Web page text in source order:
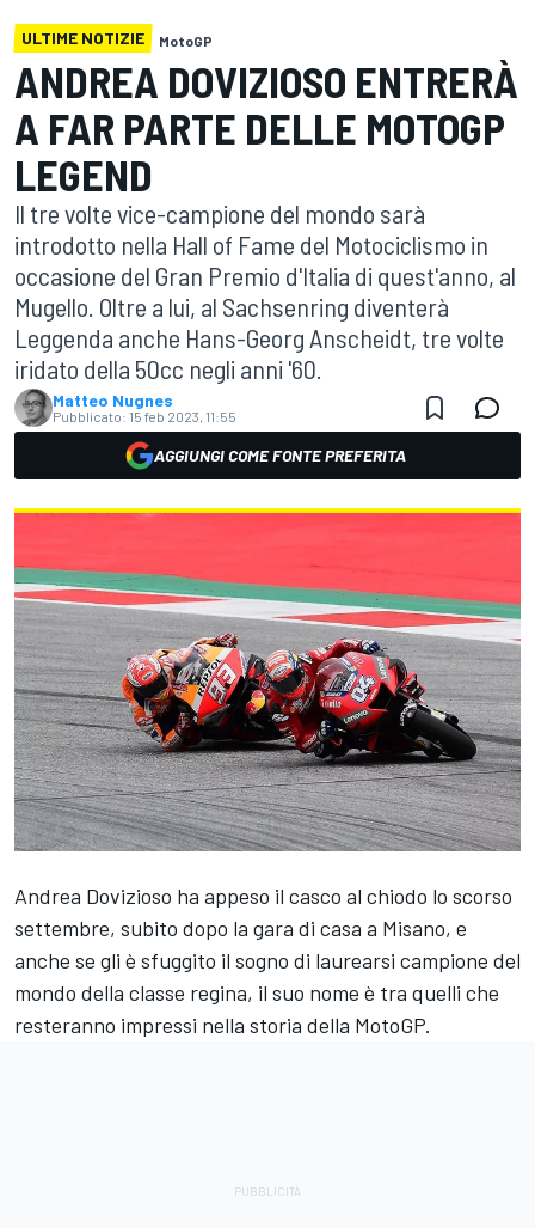
ULTIME NOTIZIE MotoGP
ANDREA DOVIZIOSO ENTRERÀ
A FAR PARTE DELLE MOTOGP
LEGEND
Il tre volte vice-campione del mondo sarà
introdotto nella Hall of Fame del Motociclismo in
occasione del Gran Premio d'Italia di quest'anno, al
Mugello. Oltre a lui, al Sachsenring diventerà
Leggenda anche Hans-Georg Anscheidt, tre volte
iridato della 50cc negli anni '60.
Matteo Nugnes
Pubblicato: 15 feb 2023, 11:55
AGGIUNGI COME FONTE PREFERITA
Andrea Dovizioso ha appeso il casco al chiodo lo scorso
settembre, subito dopo la gara di casa a Misano, e
anche se gli è sfuggito il sogno di laurearsi campione del
mondo della classe regina, il suo nome è tra quelli che
resteranno impressi nella storia della MotoGP.